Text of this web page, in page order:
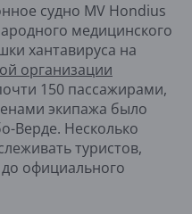
судно MV Hondius
медицинского
хантавируса на
организации
150 пассажирами,
экипажа было
Верде. Несколько
туристов,
официального